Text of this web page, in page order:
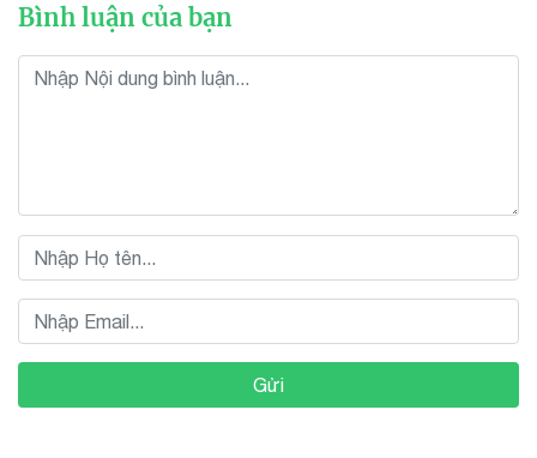
Bình luận của bạn
Gửi